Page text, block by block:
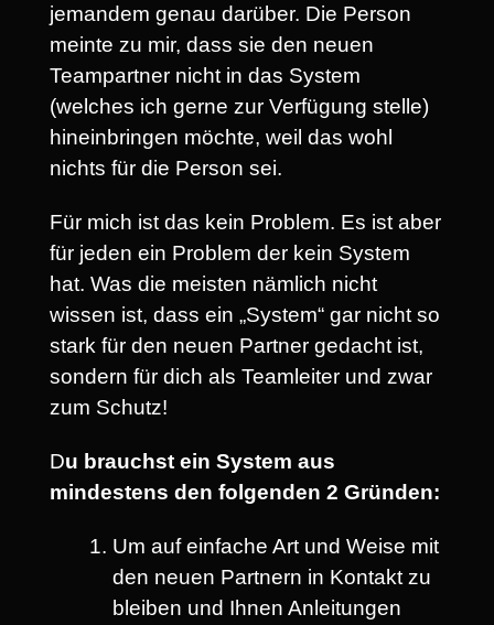
jemandem genau darüber. Die Person
meinte zu mir, dass sie den neuen
Teampartner nicht in das System
(welches ich gerne zur Verfügung stelle)
hineinbringen möchte, weil das wohl
nichts für die Person sei.
Für mich ist das kein Problem. Es ist aber
für jeden ein Problem der kein System
hat. Was die meisten nämlich nicht
wissen ist, dass ein „System“ gar nicht so
stark für den neuen Partner gedacht ist,
sondern für dich als Teamleiter und zwar
zum Schutz!
Du brauchst ein System aus
mindestens den folgenden 2 Gründen:
Um auf einfache Art und Weise mit
den neuen Partnern in Kontakt zu
bleiben und Ihnen Anleitungen